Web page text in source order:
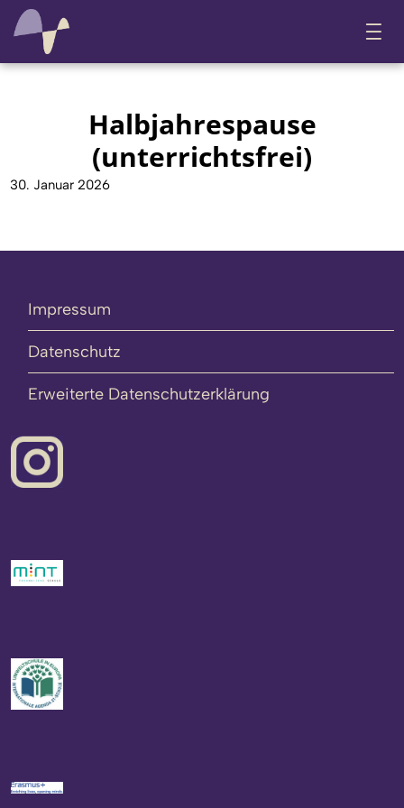
Halbjahrespause
(unterrichtsfrei)
30. Januar 2026
Impressum
Datenschutz
Erweiterte Datenschutzerklärung